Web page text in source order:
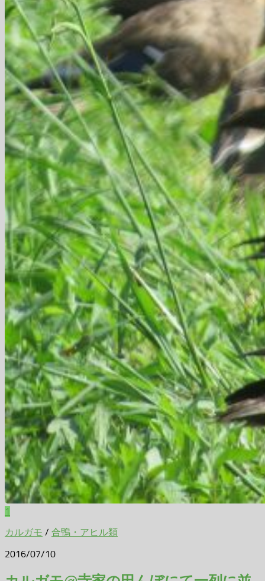
1
カルガモ / 合鴨・アヒル類
2016/07/10